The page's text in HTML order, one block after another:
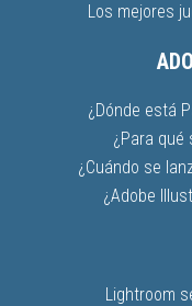
Los mejores
¿Dónde está
¿Para qué
¿Cuándo se
¿Adobe
Lightroom